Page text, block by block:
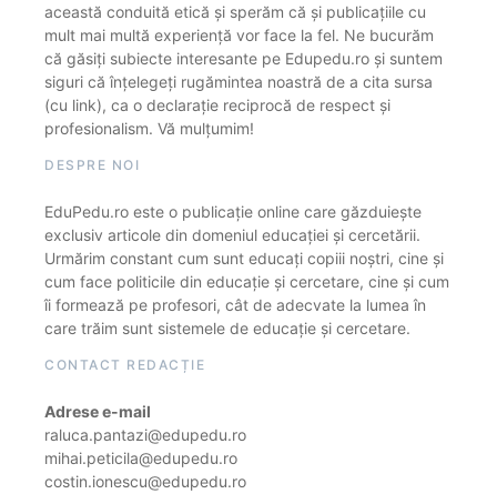
această conduită etică și sperăm că și publicațiile cu
mult mai multă experiență vor face la fel. Ne bucurăm
că găsiți subiecte interesante pe Edupedu.ro și suntem
siguri că înțelegeți rugămintea noastră de a cita sursa
(cu link), ca o declarație reciprocă de respect și
profesionalism. Vă mulțumim!
DESPRE NOI
EduPedu.ro este o publicație online care găzduiește
exclusiv articole din domeniul educației și cercetării.
Urmărim constant cum sunt educați copiii noștri, cine și
cum face politicile din educație și cercetare, cine și cum
îi formează pe profesori, cât de adecvate la lumea în
care trăim sunt sistemele de educație și cercetare.
CONTACT REDACȚIE
Adrese e-mail
raluca.pantazi@edupedu.ro
mihai.peticila@edupedu.ro
costin.ionescu@edupedu.ro